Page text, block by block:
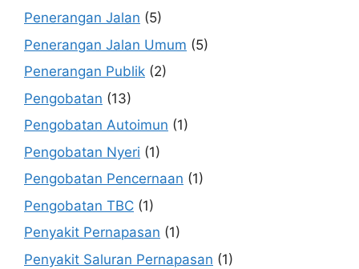
Penerangan Jalan (5)
Penerangan Jalan Umum (5)
Penerangan Publik (2)
Pengobatan (13)
Pengobatan Autoimun (1)
Pengobatan Nyeri (1)
Pengobatan Pencernaan (1)
Pengobatan TBC (1)
Penyakit Pernapasan (1)
Penyakit Saluran Pernapasan (1)